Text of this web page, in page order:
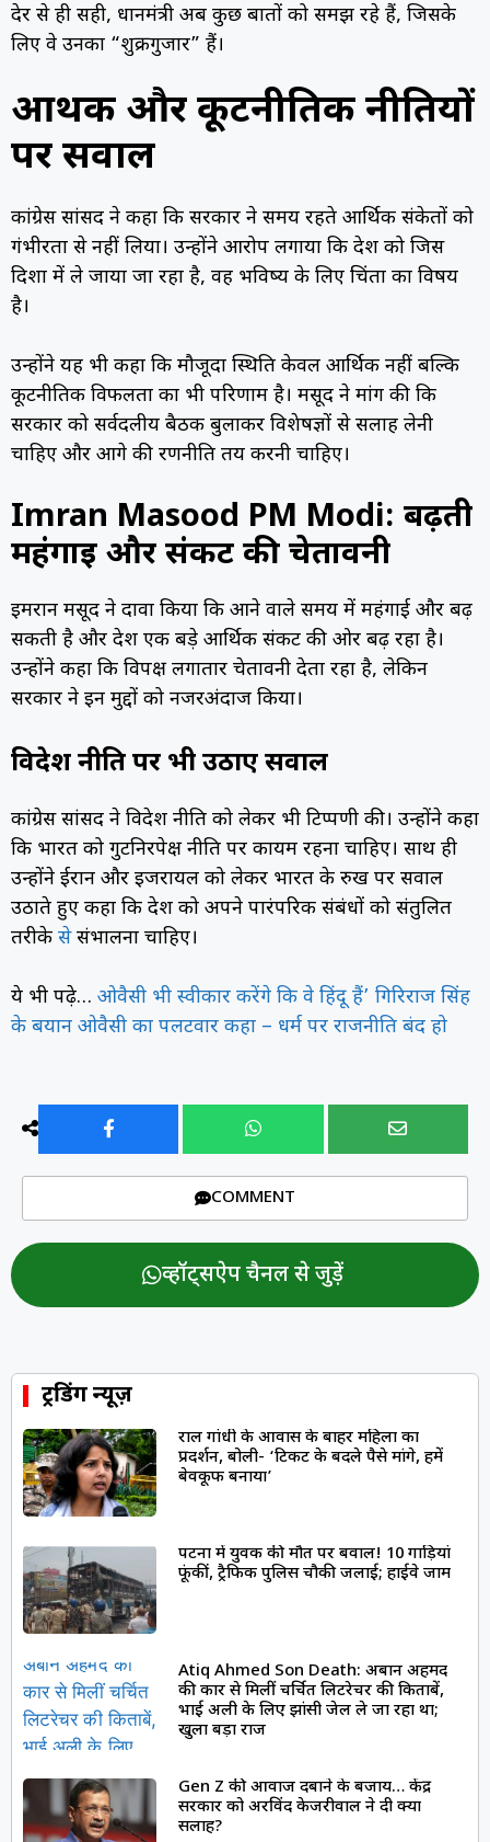
देर से ही सही, प्रधानमंत्री अब कुछ बातों को समझ रहे हैं, जिसके
लिए वे उनका “शुक्रगुजार” हैं।
आर्थिक और कूटनीतिक नीतियों
पर सवाल
कांग्रेस सांसद ने कहा कि सरकार ने समय रहते आर्थिक संकेतों को
गंभीरता से नहीं लिया। उन्होंने आरोप लगाया कि देश को जिस
दिशा में ले जाया जा रहा है, वह भविष्य के लिए चिंता का विषय
है।
उन्होंने यह भी कहा कि मौजूदा स्थिति केवल आर्थिक नहीं बल्कि
कूटनीतिक विफलता का भी परिणाम है। मसूद ने मांग की कि
सरकार को सर्वदलीय बैठक बुलाकर विशेषज्ञों से सलाह लेनी
चाहिए और आगे की रणनीति तय करनी चाहिए।
Imran Masood PM Modi: बढ़ती
महंगाई और संकट की चेतावनी
इमरान मसूद ने दावा किया कि आने वाले समय में महंगाई और बढ़
सकती है और देश एक बड़े आर्थिक संकट की ओर बढ़ रहा है।
उन्होंने कहा कि विपक्ष लगातार चेतावनी देता रहा है, लेकिन
सरकार ने इन मुद्दों को नजरअंदाज किया।
विदेश नीति पर भी उठाए सवाल
कांग्रेस सांसद ने विदेश नीति को लेकर भी टिप्पणी की। उन्होंने कहा
कि भारत को गुटनिरपेक्ष नीति पर कायम रहना चाहिए। साथ ही
उन्होंने ईरान और इजरायल को लेकर भारत के रुख पर सवाल
उठाते हुए कहा कि देश को अपने पारंपरिक संबंधों को संतुलित
तरीके सेसंभालना चाहिए।
ये भी पढ़े… ओवैसी भी स्वीकार करेंगे कि वे हिंदू हैं’ गिरिराज सिंह
के बयान ओवैसी का पलटवार कहा – धर्म पर राजनीति बंद हो
COMMENT
व्हॉट्सऐप चैनल से जुड़ें
ट्रेंडिंग न्यूज़
राहुल गांधी के आवास के बाहर महिला का
प्रदर्शन, बोली- ‘टिकट के बदले पैसे मांगे, हमें
बेवकूफ बनाया’
पटना में युवक की मौत पर बवाल! 10 गाड़ियां
फूंकीं, ट्रैफिक पुलिस चौकी जलाई; हाईवे जाम
Atiq Ahmed Son Death: अबान अहमद
की कार से मिलीं चर्चित लिटरेचर की किताबें,
भाई अली के लिए झांसी जेल ले जा रहा था;
खुला बड़ा राज
Gen Z की आवाज दबाने के बजाय… केंद्र
सरकार को अरविंद केजरीवाल ने दी क्या
सलाह?